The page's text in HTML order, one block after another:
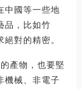
中國等一些地
品，比如竹
對的精密。
產物，也要堅
機械、非電子